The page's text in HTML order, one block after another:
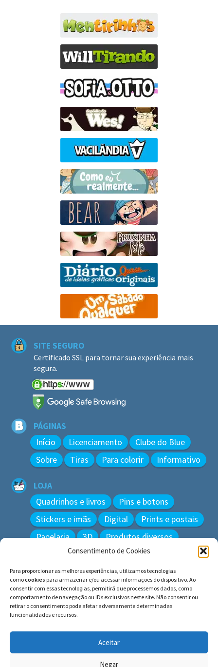
Consentimento de Cookies
Para proporcionar as melhores experiências, utilizamos tecnologias
comocookies para armazenar e/ou acessar informações do dispositivo. Ao
consentir com essas tecnologias, permitirá que processemos dados, como
comportamento de navegação ou IDs exclusivos neste site. Não consentir ou
retirar o consentimento pode afetar adversamente determinadas
funcionalidades e recursos.
Aceitar
Negar
SITE SEGURO
Certificado SSL para tornar sua experiência mais
segura.
PÁGINAS
Início Licenciamento
Clube do Blue
Sobre
Tiras Para colorir Informativo
LOJA
Quadrinhos e livros
Pins e botons
Stickers e imãs
Digital
Prints e postais
Papelaria
3D Produtos diversos
Pesquisar
por:
© BLUE e os gatos ∙ todos os direitos reservados.
Histórias inspiradas em gatos reais. Adote e cuide dos
gatos!